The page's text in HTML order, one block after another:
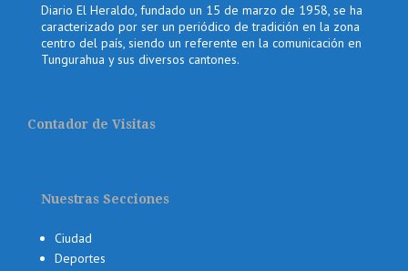
Diario El Heraldo, fundado un 15 de marzo de 1958, se ha
caracterizado por ser un periódico de tradición en la zona
centro del país, siendo un referente en la comunicación en
Tungurahua y sus diversos cantones.
Contador de Visitas
Nuestras Secciones
Ciudad
Deportes